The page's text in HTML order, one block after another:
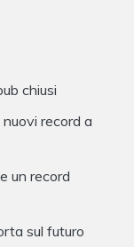
chiusi
record a
un record
sul futuro